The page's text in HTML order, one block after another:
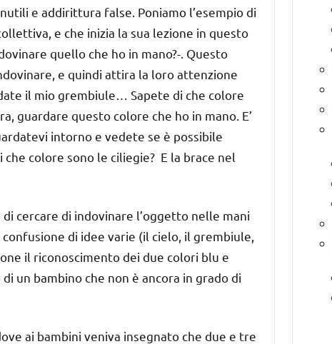
e addirittura false. Poniamo l’esempio di
e che inizia la sua lezione in questo
quello che ho in mano?-. Questo
e quindi attira la loro attenzione
il mio grembiule… Sapete di che colore
guardare questo colore che ho in mano. E’
intorno e vedete se è possibile
colore sono le ciliegie? E la brace nel
cercare di indovinare l’oggetto nelle mani
di idee varie (il cielo, il grembiule,
il riconoscimento dei due colori blu e
un bambino che non è ancora in grado di
ai bambini veniva insegnato che due e tre